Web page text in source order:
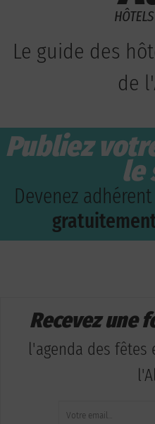
Le guide des
de
Publiez
le
Devenez
Recevez une
l'agenda des